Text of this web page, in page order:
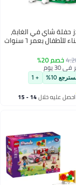
حفلة شاي في الغابة،
مجموعة بناء للأطفال بعمر ٦ سنوات
خصم 20%
يوم
يوم
10%
+ 1
احصل عليه خلال 14 - 15